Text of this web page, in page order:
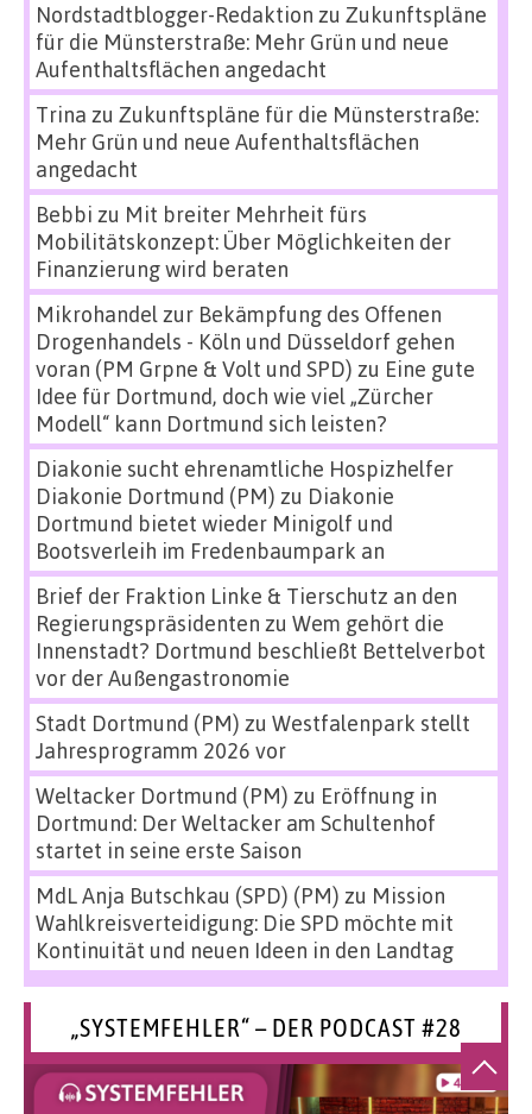
Nordstadtblogger-Redaktion zu Zukunftspläne
für die Münsterstraße: Mehr Grün und neue
Aufenthaltsflächen angedacht
Trina zu Zukunftspläne für die Münsterstraße:
Mehr Grün und neue Aufenthaltsflächen
angedacht
Bebbi zu Mit breiter Mehrheit fürs
Mobilitätskonzept: Über Möglichkeiten der
Finanzierung wird beraten
Mikrohandel zur Bekämpfung des Offenen
Drogenhandels - Köln und Düsseldorf gehen
voran (PM Grpne & Volt und SPD) zu Eine gute
Idee für Dortmund, doch wie viel „Zürcher
Modell“ kann Dortmund sich leisten?
Diakonie sucht ehrenamtliche Hospizhelfer
Diakonie Dortmund (PM) zu Diakonie
Dortmund bietet wieder Minigolf und
Bootsverleih im Fredenbaumpark an
Brief der Fraktion Linke & Tierschutz an den
Regierungspräsidenten zu Wem gehört die
Innenstadt? Dortmund beschließt Bettelverbot
vor der Außengastronomie
Stadt Dortmund (PM) zu Westfalenpark stellt
Jahresprogramm 2026 vor
Weltacker Dortmund (PM) zu Eröffnung in
Dortmund: Der Weltacker am Schultenhof
startet in seine erste Saison
MdL Anja Butschkau (SPD) (PM) zu Mission
Wahlkreisverteidigung: Die SPD möchte mit
Kontinuität und neuen Ideen in den Landtag
„SYSTEMFEHLER“ – DER PODCAST #28